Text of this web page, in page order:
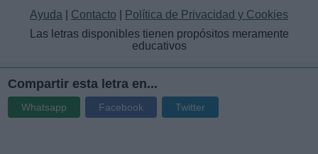
Ayuda Contacto
Política de Privacidad y Cookies
Las letras disponibles tienen propósitos meramente
educativos
Compartir esta letra en...
Whatsapp Facebook Twitter